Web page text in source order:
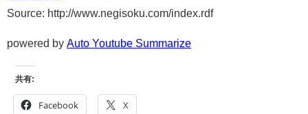
Source: http://www.negisoku.com/index.rdf
powered by Auto Youtube Summarize
共有:
Facebook X